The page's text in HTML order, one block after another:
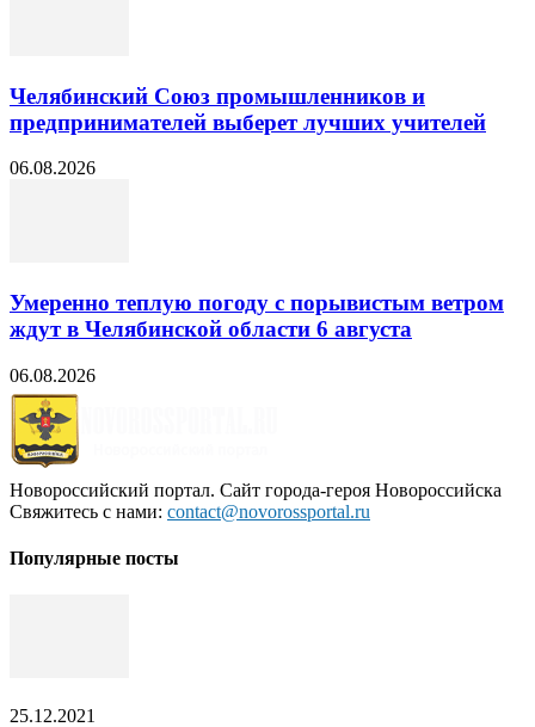
Челябинский Союз промышленников и
предпринимателей выберет лучших учителей
06.08.2026
Умеренно теплую погоду с порывистым ветром
ждут в Челябинской области 6 августа
06.08.2026
Новороссийский портал. Сайт города-героя Новороссийска
Свяжитесь с нами: contact@novorossportal.ru
Популярные посты
25.12.2021